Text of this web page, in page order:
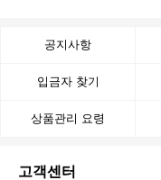
공지사항
입금자 찾기
상품관리 요령
고객센터